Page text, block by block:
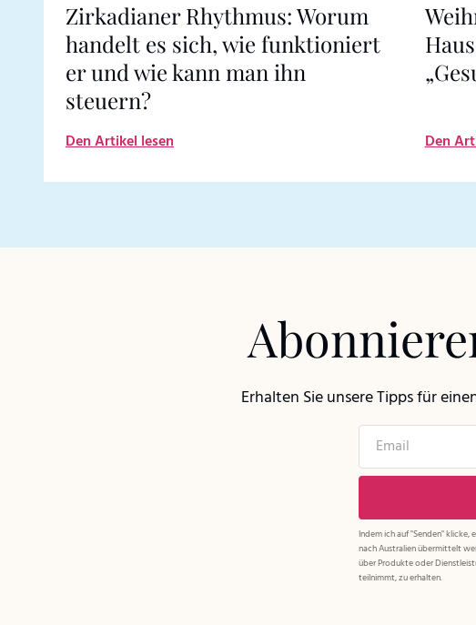
Zirkadianer Rhythmus: Worum
handelt es sich, wie funktioniert
er und wie kann man ihn
steuern?
Den Artikel lesen Den
Erhalten Sie unsere Tipps für
Indem ich auf "Senden" klicke,
nach Australien übermittelt
über Produkte oder
teilnimmt, zu erhalten.